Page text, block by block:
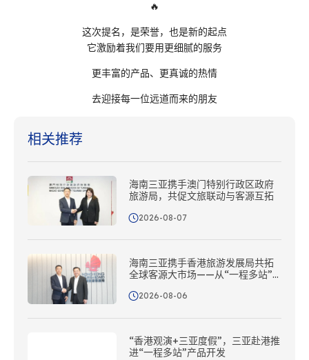
🔥
这次提名，是荣誉，也是新的起点
它激励着我们要用更细腻的服务
更丰富的产品、更真诚的热情
去迎接每一位远道而来的朋友
相关推荐
海南三亚携手澳门特别行政区政府
旅游局，共促文旅联动与客源互拓
2026-08-07
海南三亚携手香港旅游发展局共拓
全球客源大市场——从“一程多站”
2026-08-06
“香港观演+三亚度假”，三亚赴港推
进“一程多站”产品开发